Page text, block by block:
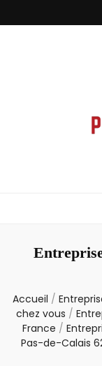
Accueil /
chez vous /
France /
Pas-de-Calais